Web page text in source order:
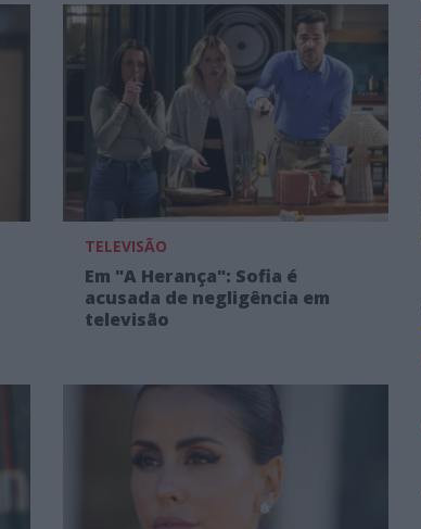
TELEVISÃO
Em "A Herança": Sofia é
acusada de negligência em
televisão